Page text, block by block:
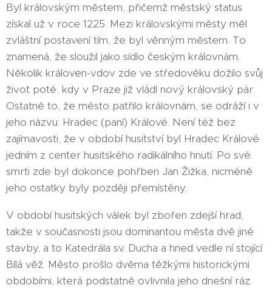
Byl královským městem, přičemž městský status
získal už v roce 1225. Mezi královskými městy měl
zvláštní postavení tím, že byl věnným městem. To
znamená, že sloužil jako sídlo českým královnám.
Několik královen-vdov zde ve středověku dožilo svůj
život poté, kdy v Praze již vládl nový královský pár.
Ostatně to, že město patřilo královnám, se odráží i v
jeho názvu: Hradec (paní) Králové. Není též bez
zajímavosti, že v období husitství byl Hradec Králové
jedním z center husitského radikálního hnutí. Po své
smrti zde byl dokonce pohřben Jan Žižka, nicméně
jeho ostatky byly později přemístěny.
V období husitských válek byl zbořen zdejší hrad,
takže v současnosti jsou dominantou města dvě jiné
stavby, a to Katedrála sv. Ducha a hned vedle ní stojící
Bílá věž. Město prošlo dvěma těžkými historickými
obdobími, která podstatně ovlivnila jeho dnešní ráz.